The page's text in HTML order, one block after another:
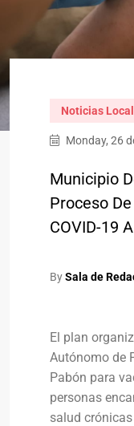
Noticias
Monday, 26
Municipio
Proceso
COVID-19
BySala de
El plan
Autónomo de
Pabón para
personas
salud